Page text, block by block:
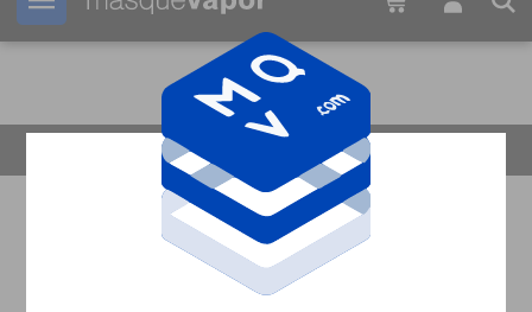
Tu pedido puede ser enviado en 01m: 14s